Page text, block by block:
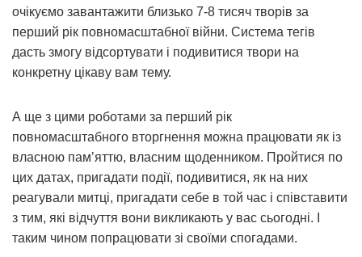
очікуємо завантажити близько 7-8 тисяч творів за
перший рік повномасштабної війни. Система тегів
дасть змогу відсортувати і подивитися твори на
конкретну цікаву вам тему.
А ще з цими роботами за перший рік
повномасштабного вторгнення можна працювати як із
власною памʼяттю, власним щоденником. Пройтися по
цих датах, пригадати події, подивитися, як на них
реагували митці, пригадати себе в той час і співставити
з тим, які відчуття вони викликають у вас сьогодні. І
таким чином попрацювати зі своїми спогадами.